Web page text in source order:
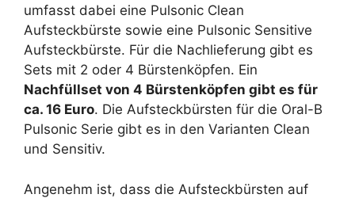
umfasst dabei eine Pulsonic Clean
Aufsteckbürste sowie eine Pulsonic Sensitive
Aufsteckbürste. Für die Nachlieferung gibt es
Sets mit 2 oder 4 Bürstenköpfen. Ein
Nachfüllset von 4 Bürstenköpfen gibt es für
ca. 16 Euro. Die Aufsteckbürsten für die Oral-B
Pulsonic Serie gibt es in den Varianten Clean
und Sensitiv.
Angenehm ist, dass die Aufsteckbürsten auf